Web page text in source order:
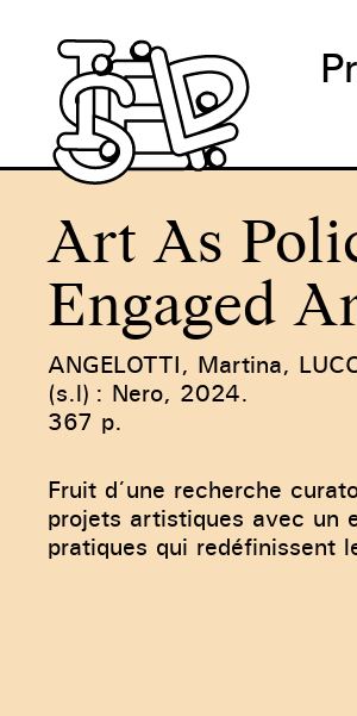
Art As
Engaged
ANGELOTTI, Martina,
(s.l) : Nero, 2024.
367 p.
Fruit d’une recherche
projets artistiques avec un
pratiques qui redéfinissent